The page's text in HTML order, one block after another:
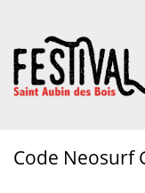
Code Neosurf